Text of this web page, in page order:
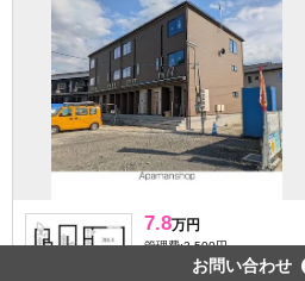
7.8万円
管理費:3,500円
礼 －
お問い合わせ